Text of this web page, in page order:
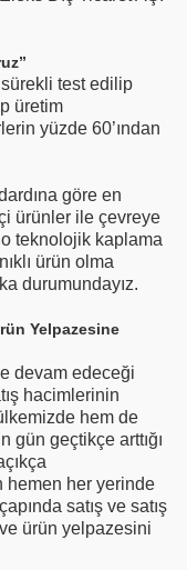
test edilip
üretim
yüzde 60’ından
göre en
ürünler ile çevreye
teknolojik kaplama
ürün olma
durumundayız.
Yelpazesine
devam edeceği
hacimlerinin
hem de
gün geçtikçe arttığı
hemen her yerinde
satış ve satış
ürün yelpazesini